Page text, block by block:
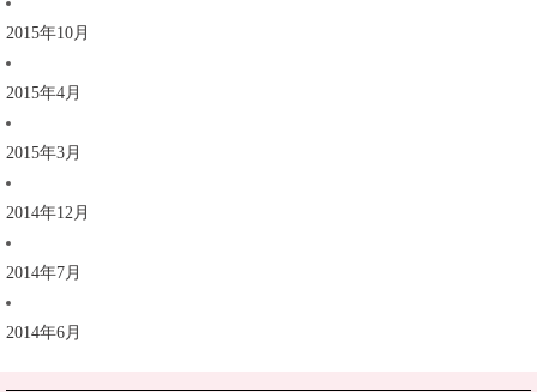
2015年10月
2015年4月
2015年3月
2014年12月
2014年7月
2014年6月